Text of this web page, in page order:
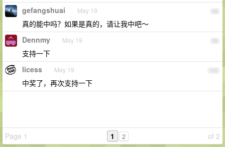
98
gefangshuai May 19
真的能中吗？如果是真的，请让我中吧～
99
Dennmy May 19
支持一下
100
licess May 19
中奖了，再次支持一下
Page 1 of 2
1 2